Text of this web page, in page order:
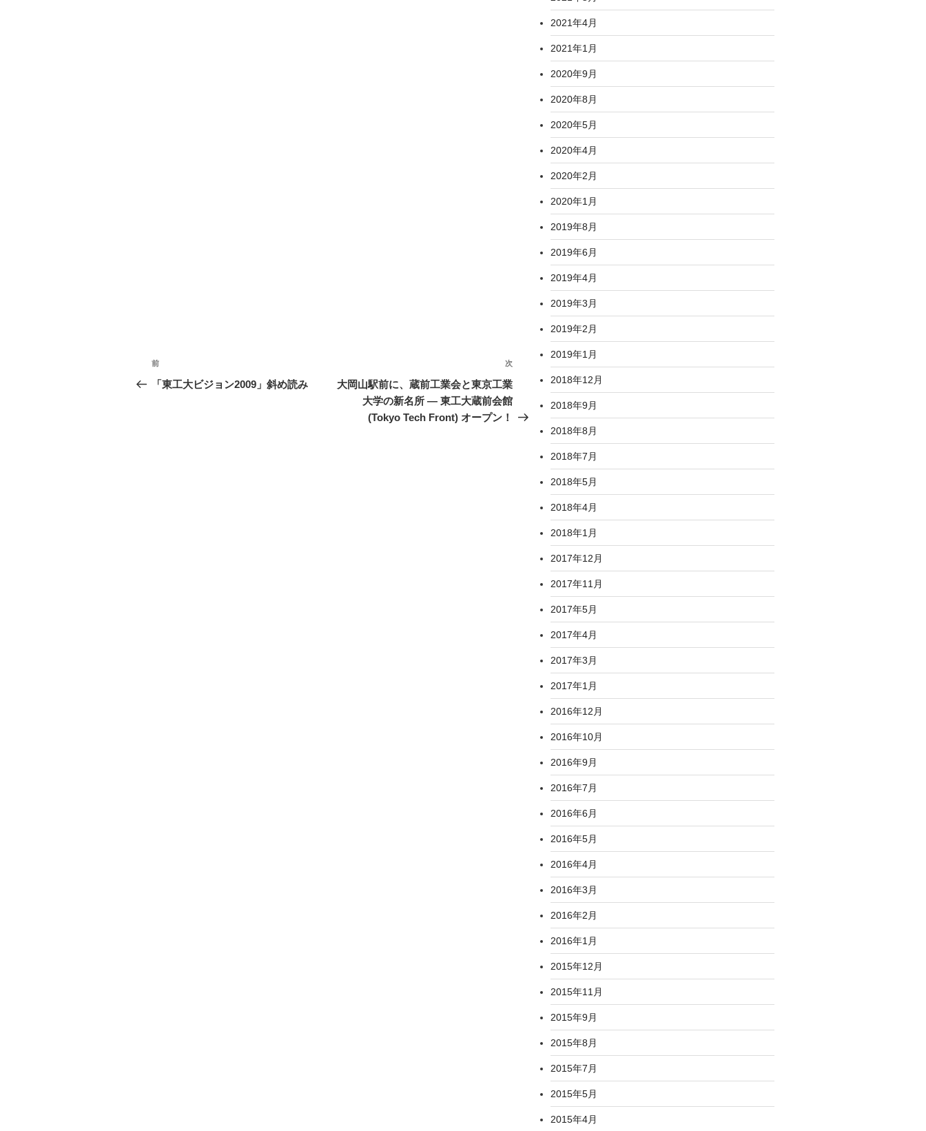
投
稿
過
去
前
「東工大ビジョン2009」斜め読み
稿
次
大岡山駅前に、蔵前工業会と東京工業
大学の新名所 — 東工大蔵前会館
(Tokyo Tech Front) オープン！
2021年4月
2021年1月
2020年9月
2020年8月
2020年5月
2020年4月
2020年2月
2020年1月
2019年8月
2019年6月
2019年4月
2019年3月
2019年2月
2019年1月
2018年12月
2018年9月
2018年8月
2018年7月
2018年5月
2018年4月
2018年1月
2017年12月
2017年11月
2017年5月
2017年4月
2017年3月
2017年1月
2016年12月
2016年10月
2016年9月
2016年7月
2016年6月
2016年5月
2016年4月
2016年3月
2016年2月
2016年1月
2015年12月
2015年11月
2015年9月
2015年8月
2015年7月
2015年5月
2015年4月